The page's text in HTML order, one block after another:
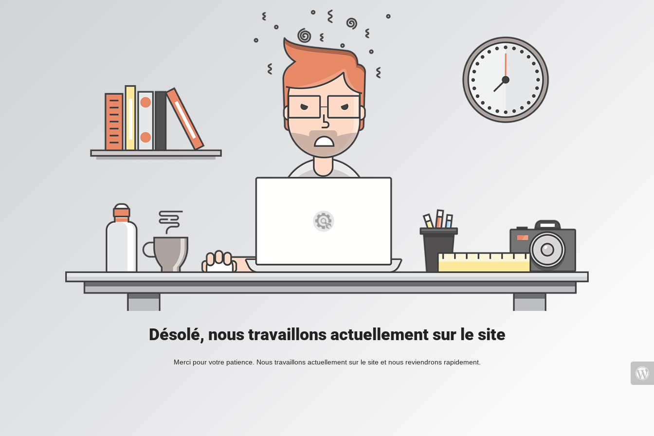
Désolé, nous travaillons actuellement sur le site
Merci pour votre patience. Nous travaillons actuellement sur le site et nous reviendrons rapidement.